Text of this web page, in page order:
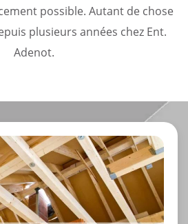
possible. Autant de chose
plusieurs années chez Ent.
Adenot.